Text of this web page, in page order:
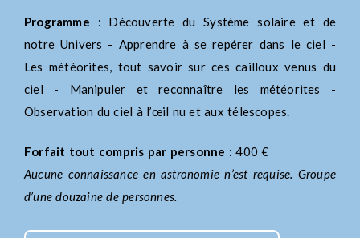
Programme : Découverte du Système solaire et de
notre Univers - Apprendre à se repérer dans le ciel -
Les météorites, tout savoir sur ces cailloux venus du
ciel - Manipuler et reconnaître les météorites -
Observation du ciel à l’œil nu et aux télescopes.
Forfait tout compris par personne : 400 €
Aucune connaissance en astronomie n’est requise. Groupe
d’une douzaine de personnes.